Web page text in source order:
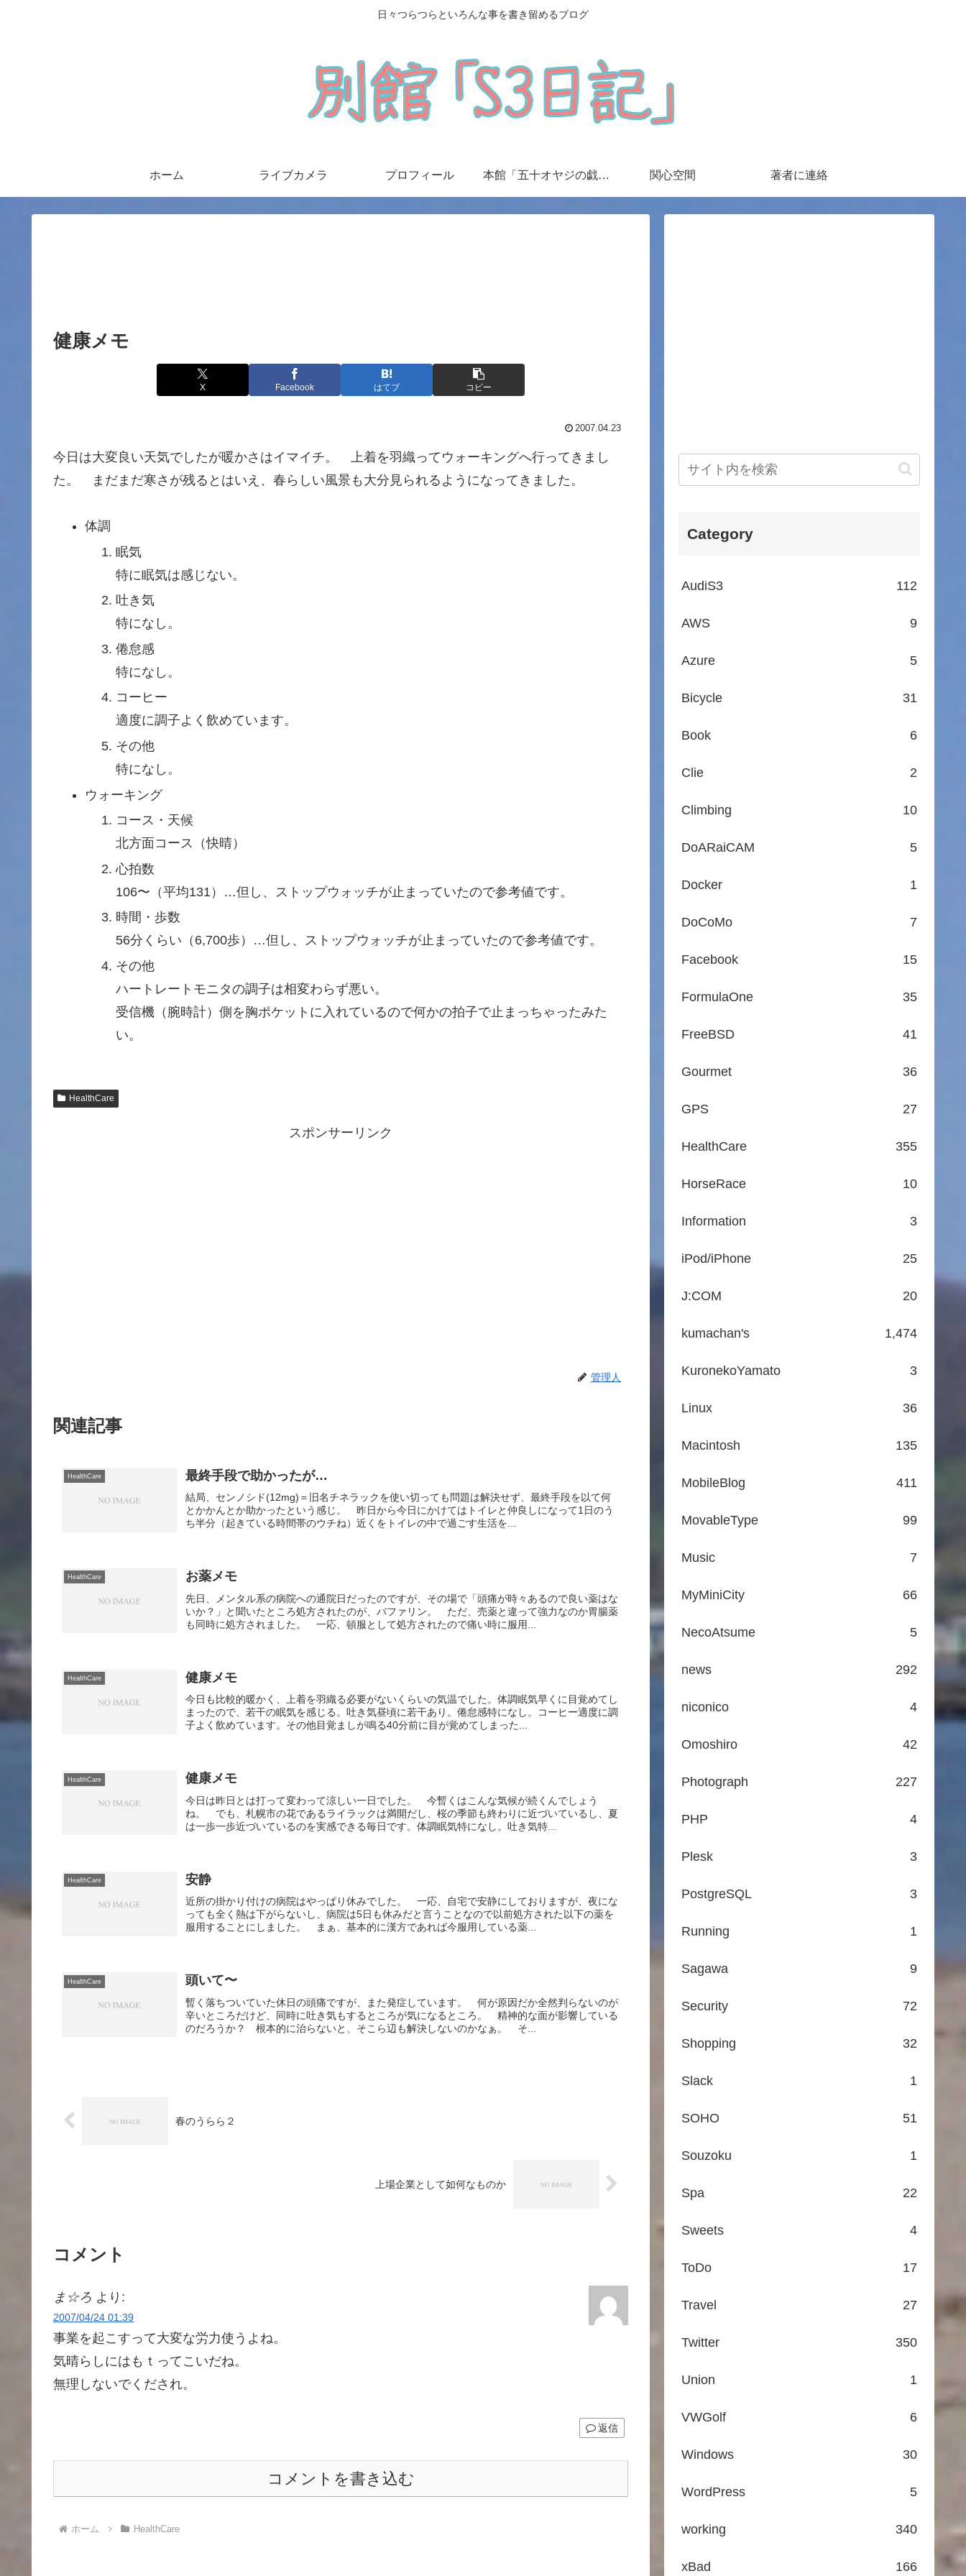
日々つらつらといろんな事を書き留めるブログ
ホーム ライブカメラ プロフィール 本館「五十オヤジの戯言日記」 関心空間 著者に連絡
健康メモ
X Facebook はてブ コピー
2007.04.23
今日は大変良い天気でしたが暖かさはイマイチ。 上着を羽織ってウォーキングへ行ってきまし
た。 まだまだ寒さが残るとはいえ、春らしい風景も大分見られるようになってきました。
体調
眠気
特に眠気は感じない。
吐き気
特になし。
倦怠感
特になし。
コーヒー
適度に調子よく飲めています。
その他
特になし。
ウォーキング
コース・天候
北方面コース（快晴）
心拍数
106〜（平均131）…但し、ストップウォッチが止まっていたので参考値です。
時間・歩数
56分くらい（6,700歩）…但し、ストップウォッチが止まっていたので参考値です。
その他
ハートレートモニタの調子は相変わらず悪い。
受信機（腕時計）側を胸ポケットに入れているので何かの拍子で止まっちゃったみた
い。
HealthCare
スポンサーリンク
管理人
関連記事
HealthCare 最終手段で助かったが…
結局、センノシド(12mg)＝旧名チネラックを使い切っても問題は解決せず、最終手段を以て何
とかかんとか助かったという感じ。 昨日から今日にかけてはトイレと仲良しになって1日のう
ち半分（起きている時間帯のウチね）近くをトイレの中で過ごす生活を...
HealthCare お薬メモ
先日、メンタル系の病院への通院日だったのですが、その場で「頭痛が時々あるので良い薬はな
いか？」と聞いたところ処方されたのが、バファリン。 ただ、売薬と違って強力なのか胃腸薬
も同時に処方されました。 一応、頓服として処方されたので痛い時に服用...
HealthCare 健康メモ
今日も比較的暖かく、上着を羽織る必要がないくらいの気温でした。体調眠気早くに目覚めてし
まったので、若干の眠気を感じる。吐き気昼頃に若干あり。倦怠感特になし。コーヒー適度に調
子よく飲めています。その他目覚ましが鳴る40分前に目が覚めてしまった...
HealthCare 健康メモ
今日は昨日とは打って変わって涼しい一日でした。 今暫くはこんな気候が続くんでしょう
ね。 でも、札幌市の花であるライラックは満開だし、桜の季節も終わりに近づいているし、夏
は一歩一歩近づいているのを実感できる毎日です。体調眠気特になし。吐き気特...
HealthCare 安静
近所の掛かり付けの病院はやっぱり休みでした。 一応、自宅で安静にしておりますが、夜にな
っても全く熱は下がらないし、病院は5日も休みだと言うことなので以前処方された以下の薬を
服用することにしました。 まぁ、基本的に漢方であれば今服用している薬...
HealthCare 頭いて〜
暫く落ちついていた休日の頭痛ですが、また発症しています。 何が原因だか全然判らないのが
辛いところだけど、同時に吐き気もするところが気になるところ。 精神的な面が影響している
のだろうか？ 根本的に治らないと、そこら辺も解決しないのかなぁ。 そ...
春のうらら２
上場企業として如何なものか
コメント
ま☆ろ より:
2007/04/24 01:39
事業を起こすって大変な労力使うよね。
気晴らしにはもｔってこいだね。
無理しないでくだされ。
返信
コメントを書き込む
ホーム HealthCare
Category
AudiS3 112
AWS 9
Azure 5
Bicycle 31
Book 6
Clie 2
Climbing 10
DoARaiCAM 5
Docker 1
DoCoMo 7
Facebook 15
FormulaOne 35
FreeBSD 41
Gourmet 36
GPS 27
HealthCare 355
HorseRace 10
Information 3
iPod/iPhone 25
J:COM 20
kumachan's 1,474
KuronekoYamato 3
Linux 36
Macintosh 135
MobileBlog 411
MovableType 99
Music 7
MyMiniCity 66
NecoAtsume 5
news 292
niconico 4
Omoshiro 42
Photograph 227
PHP 4
Plesk 3
PostgreSQL 3
Running 1
Sagawa 9
Security 72
Shopping 32
Slack 1
SOHO 51
Souzoku 1
Spa 22
Sweets 4
ToDo 17
Travel 27
Twitter 350
Union 1
VWGolf 6
Windows 30
WordPress 5
working 340
xBad 166